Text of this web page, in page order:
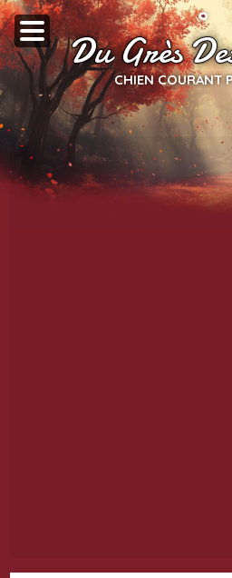
Du Grès
CHIEN COURANT